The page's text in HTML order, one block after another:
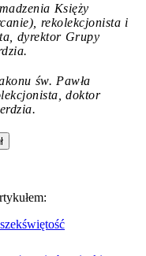
Księży
rekolekcjonista i
dyrektor Grupy
św. Pawła
doktor
świętość